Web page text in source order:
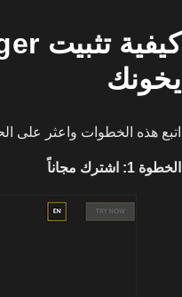
يخونك
اتبع هذه الخطوات واعثر على
الخطوة 1: اشترك مجاناً